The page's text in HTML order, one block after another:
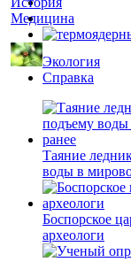
Медицина
Экология
Справка
Таяние
воды в
Боспорское
археологи